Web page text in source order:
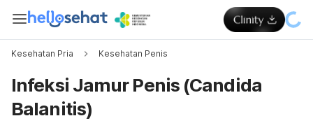
Kesehatan Pria Kesehatan Penis
Infeksi Jamur Penis (Candida
Balanitis)